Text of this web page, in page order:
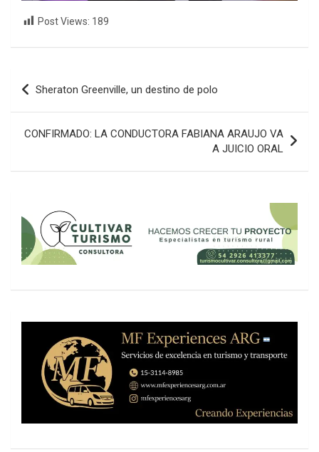
Post Views: 189
Navegación
de
entradas
Sheraton Greenville, un destino de polo
CONFIRMADO: LA CONDUCTORA FABIANA ARAUJO VA
A JUICIO ORAL